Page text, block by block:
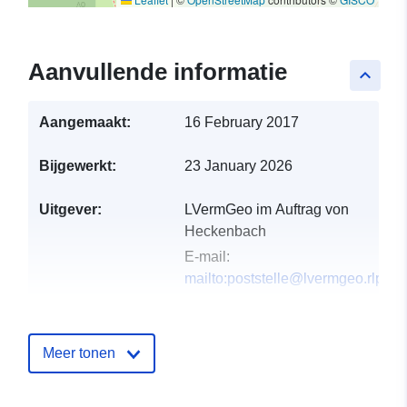
keyboard_arrow_up
Aanvullende informatie
Aangemaakt: 16 February 2017
Bijgewerkt: 23 January 2026
Uitgever:
LVermGeo im Auftrag von
Heckenbach
E-mail:
mailto:poststelle@lvermgeo.rlp.de
Meer tonen